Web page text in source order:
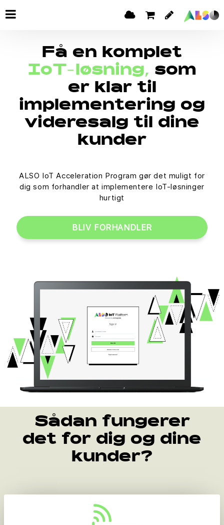
Få en komplet
IoT-løsning, som
er klar til
implementering og
videresalg til dine
kunder
ALSO IoT Acceleration Program gør det muligt for
dig som forhandler at implementere IoT-løsninger
hurtigt
BLIV FORHANDLER
Sådan fungerer
det for dig og dine
kunder?